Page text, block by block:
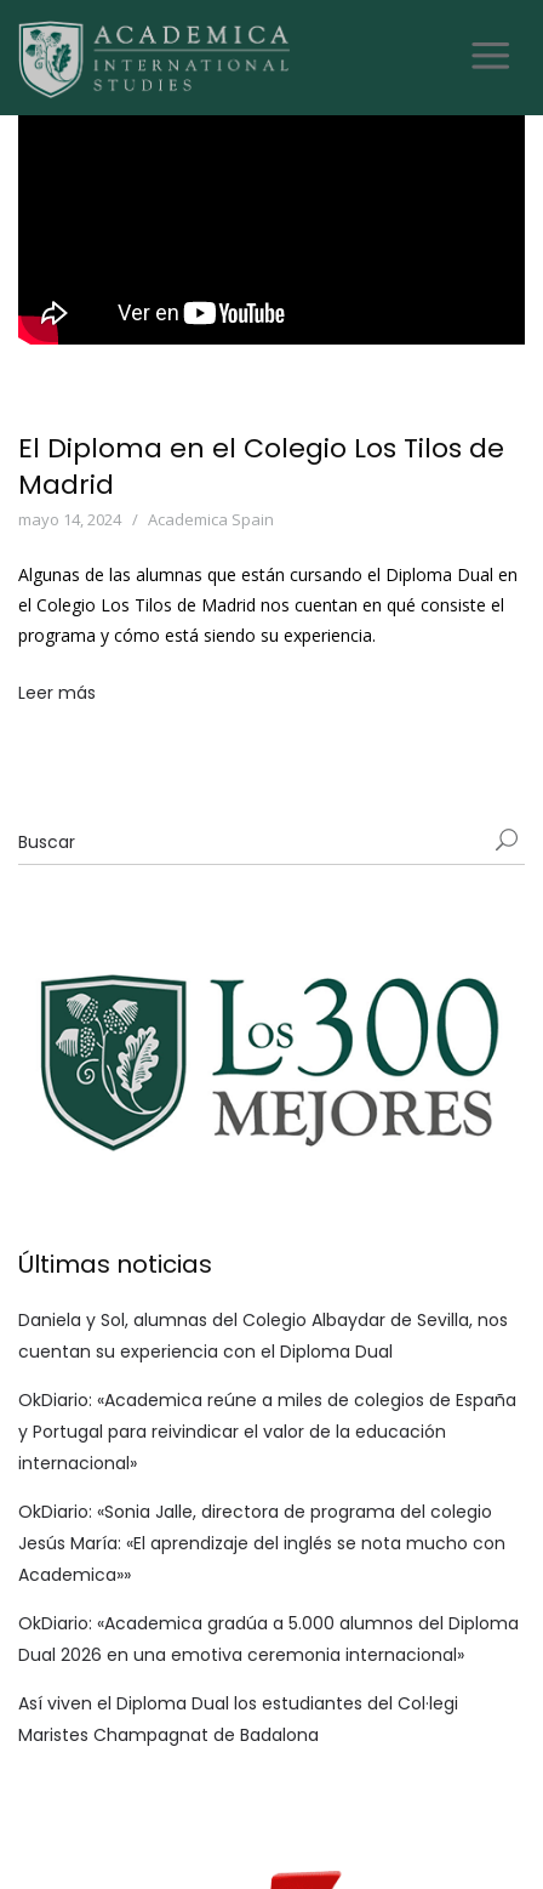
El Diploma en el Colegio Los Tilos de
Madrid
mayo 14, 2024 Academica Spain
Algunas de las alumnas que están cursando el Diploma Dual en
el Colegio Los Tilos de Madrid nos cuentan en qué consiste el
programa y cómo está siendo su experiencia.
Leer más
Últimas noticias
Daniela y Sol, alumnas del Colegio Albaydar de Sevilla, nos
cuentan su experiencia con el Diploma Dual
OkDiario: «Academica reúne a miles de colegios de España
y Portugal para reivindicar el valor de la educación
internacional»
OkDiario: «Sonia Jalle, directora de programa del colegio
Jesús María: «El aprendizaje del inglés se nota mucho con
Academica»»
OkDiario: «Academica gradúa a 5.000 alumnos del Diploma
Dual 2026 en una emotiva ceremonia internacional»
Así viven el Diploma Dual los estudiantes del Col·legi
Maristes Champagnat de Badalona